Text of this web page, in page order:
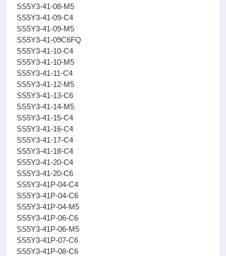
SS5Y3-41-08-M5
SS5Y3-41-09-C4
SS5Y3-41-09-M5
SS5Y3-41-09C6FQ
SS5Y3-41-10-C4
SS5Y3-41-10-M5
SS5Y3-41-11-C4
SS5Y3-41-12-M5
SS5Y3-41-13-C6
SS5Y3-41-14-M5
SS5Y3-41-15-C4
SS5Y3-41-16-C4
SS5Y3-41-17-C4
SS5Y3-41-18-C4
SS5Y3-41-20-C4
SS5Y3-41-20-C6
SS5Y3-41P-04-C4
SS5Y3-41P-04-C6
SS5Y3-41P-04-M5
SS5Y3-41P-06-C6
SS5Y3-41P-06-M5
SS5Y3-41P-07-C6
SS5Y3-41P-08-C6